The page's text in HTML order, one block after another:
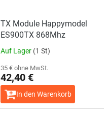
TX Module Happymodel
ES900TX 868Mhz
Auf Lager (1 St)
35 € ohne MwSt.
42,40 €
In den Warenkorb